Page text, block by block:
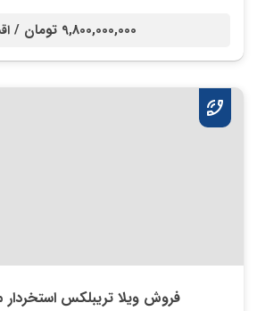
9,800,000,000 تومان /
فروش ویلا تریبلکس استخردار